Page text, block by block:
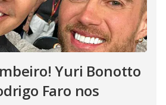
Yuri Bonotto
Faro nos